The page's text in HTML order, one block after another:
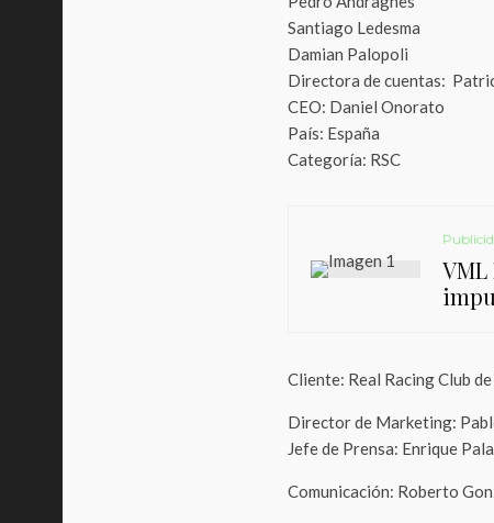
Santiago Ledesma
Damian Palopoli
Directora de cuentas:
CEO: Daniel Onorato
País: España
Categoría: RSC
Cliente: Real Racing Club
Director de Marketing:
Jefe de Prensa: Enrique
Comunicación: Roberto